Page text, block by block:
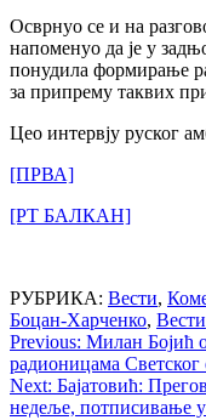
Осврнуо се и на
напоменуо да је у
понудила формирање
за припрему таквих
Цео интервју руског
[ПРВА]
[РТ БАЛКАН]
РУБРИКА: Вести,
Боцан-Харченко, Вести
Post
navigation
Previous: Милан Бојић
радионицама Светског
Next: Бајатовић:
недеље, потписивање